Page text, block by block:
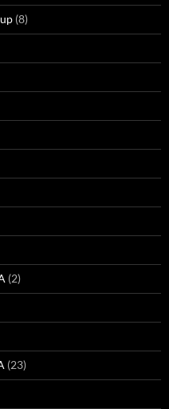
(8)
(2)
(23)